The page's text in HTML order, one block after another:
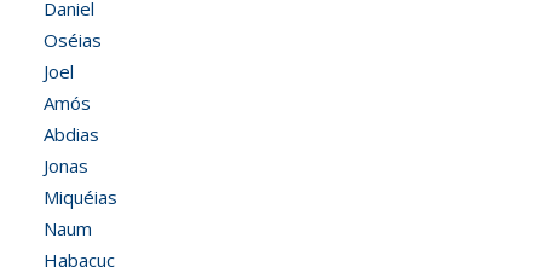
Daniel
Oséias
Joel
Amós
Abdias
Jonas
Miquéias
Naum
Habacuc